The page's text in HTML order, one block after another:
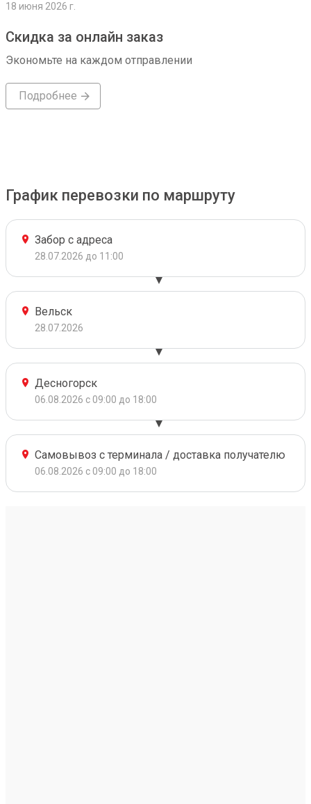
18 июня 2026 г.
Скидка за онлайн заказ
Экономьте на каждом отправлении
Подробнее
График перевозки по маршруту
Забор с адреса
28.07.2026 до 11:00
Вельск
28.07.2026
Десногорск
06.08.2026 с 09:00 до 18:00
Самовывоз с терминала / доставка получателю
06.08.2026 с 09:00 до 18:00